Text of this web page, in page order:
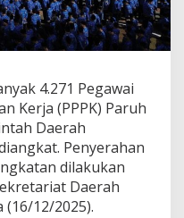
4.271 Pegawai
Kerja (PPPK) Paruh
Daerah
Penyerahan
dilakukan
Daerah
(16/12/2025).